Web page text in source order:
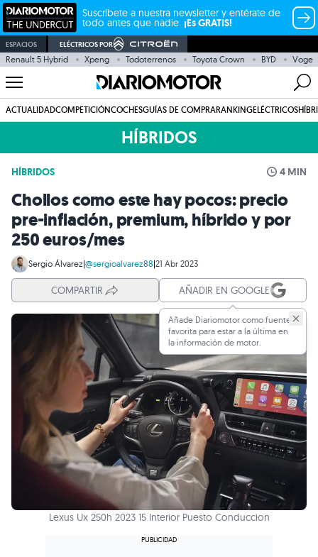
Suscríbete a nuestra newsletter y entérate de
todo antes que nadie. ¡Es GRATIS!
ESPACIOS ELÉCTRICOS POR
Renault 5 Hybrid Xpeng Todoterrenos Toyota Crown BYD Voge
ACTUALIDADCOMPETICIÓNCOCHESGUÍAS DE COMPRARANKINGELÉCTRICOS
HÍBRIDOS
HÍBRIDOS 4 MIN
Chollos como este hay pocos: precio
pre-inflación, premium, híbrido y por
250 euros/mes
Sergio Álvarez|@sergioalvarez88|21 Abr 2023
COMPARTIR AÑADIR EN GOOGLE
Añade Diariomotor como fuente
favorita para estar a la última en
la información de motor.
Lexus Ux 250h 2023 15 Interior Puesto Conduccion